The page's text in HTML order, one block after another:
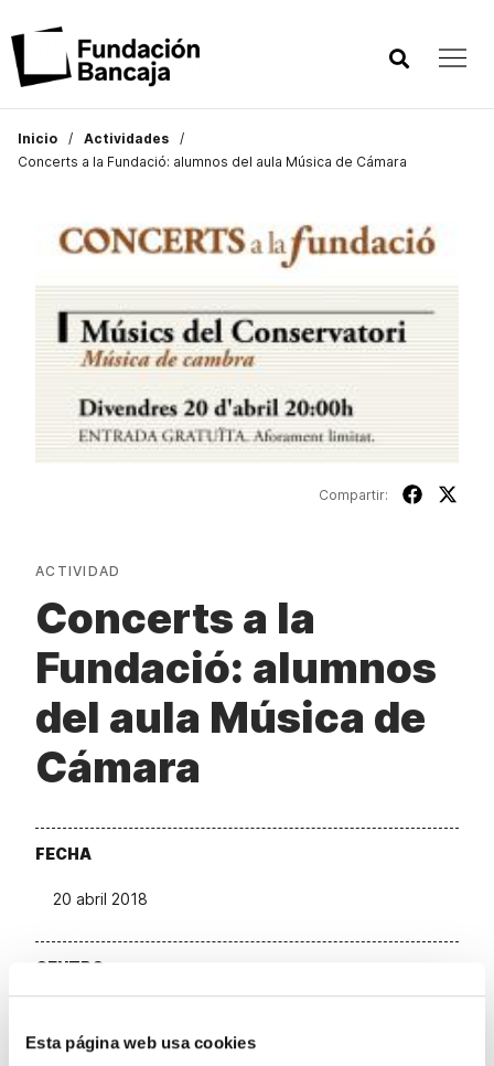
Esta página web usa cookies
Inicio
Actividades
Concerts a la Fundació: alumnos del aula Música de Cámara
Compartir:
ACTIVIDAD
Concerts a la
Fundació: alumnos
del aula Música de
Cámara
FECHA
20 abril 2018
CENTRO
Plaza de Tetuán, 23, Valencia